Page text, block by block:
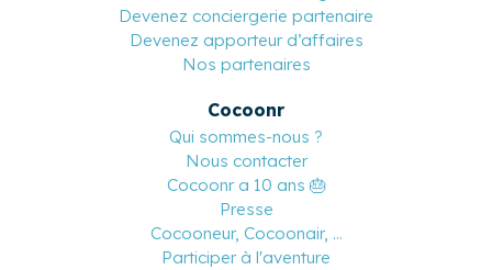
Devenez conciergerie partenaire
Devenez apporteur d’affaires
Nos partenaires
Cocoonr
Qui sommes-nous ?
Nous contacter
Cocoonr a 10 ans 🎂
Presse
Cocooneur, Cocoonair, ...
Participer à l'aventure